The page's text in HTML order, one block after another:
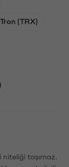
Tron (TRX)
niteliği taşımaz.